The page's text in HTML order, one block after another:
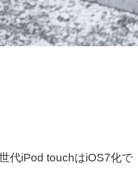
代iPod touchはiOS7化で